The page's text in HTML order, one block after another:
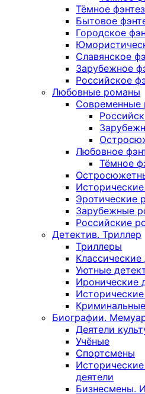
Тёмное
Бытовое
Городское
Славянское
Зарубежное
Российское
Любовные романы
Современные
Любовное
Тёмное
Эротические
Зарубежные
Российские
Детектив. Триллер
Триллеры
Уютные
Иронические
Биографии.
Деятели
Учёные
Спортсмены
деятели
Бизнесмены.